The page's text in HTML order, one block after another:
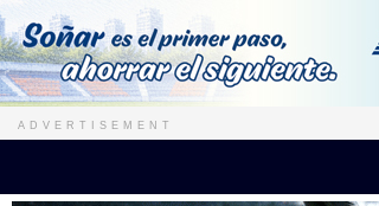
ADVERTISEMENT